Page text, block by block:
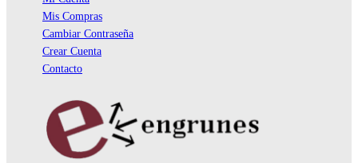
Mis Compras
Cambiar Contraseña
Crear Cuenta
Contacto